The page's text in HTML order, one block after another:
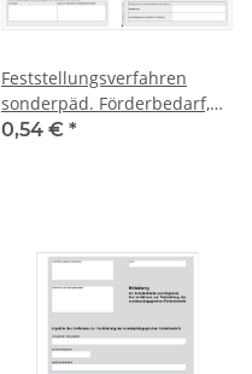
Feststellungsverfahren
sonderpäd. Förderbedarf,
Anlage 4 "Gutachten zur
0,54 € *